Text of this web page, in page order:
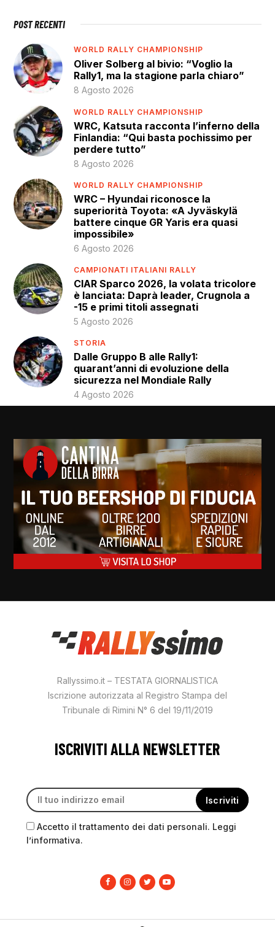
POST RECENTI
WORLD RALLY CHAMPIONSHIP
Oliver Solberg al bivio: “Voglio la
Rally1, ma la stagione parla chiaro”
8 Agosto 2026
WORLD RALLY CHAMPIONSHIP
WRC, Katsuta racconta l’inferno della
Finlandia: “Qui basta pochissimo per
perdere tutto”
8 Agosto 2026
WORLD RALLY CHAMPIONSHIP
WRC – Hyundai riconosce la
superiorità Toyota: «A Jyväskylä
battere cinque GR Yaris era quasi
impossibile»
6 Agosto 2026
CAMPIONATI ITALIANI RALLY
CIAR Sparco 2026, la volata tricolore
è lanciata: Daprà leader, Crugnola a
-15 e primi titoli assegnati
5 Agosto 2026
STORIA
Dalle Gruppo B alle Rally1:
quarant’anni di evoluzione della
sicurezza nel Mondiale Rally
4 Agosto 2026
Rallyssimo.it – TESTATA GIORNALISTICA
Iscrizione autorizzata al Registro Stampa del
Tribunale di Rimini N° 6 del 19/11/2019
ISCRIVITI ALLA NEWSLETTER
Accetto il trattamento dei dati personali. Leggi
l’informativa.